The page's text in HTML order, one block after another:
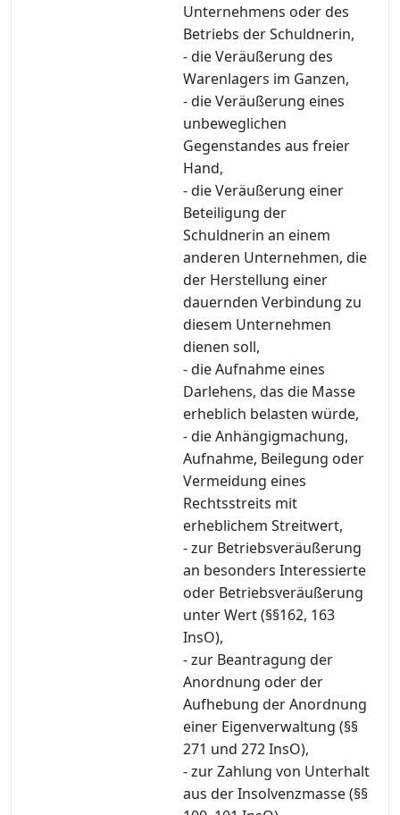
Unternehmens oder des
Betriebs der Schuldnerin,
- die Veräußerung des
Warenlagers im Ganzen,
- die Veräußerung eines
unbeweglichen
Gegenstandes aus freier
Hand,
- die Veräußerung einer
Beteiligung der
Schuldnerin an einem
anderen Unternehmen, die
der Herstellung einer
dauernden Verbindung zu
diesem Unternehmen
dienen soll,
- die Aufnahme eines
Darlehens, das die Masse
erheblich belasten würde,
- die Anhängigmachung,
Aufnahme, Beilegung oder
Vermeidung eines
Rechtsstreits mit
erheblichem Streitwert,
- zur Betriebsveräußerung
an besonders Interessierte
oder Betriebsveräußerung
unter Wert (§§162, 163
InsO),
- zur Beantragung der
Anordnung oder der
Aufhebung der Anordnung
einer Eigenverwaltung (§§
271 und 272 InsO),
- zur Zahlung von Unterhalt
aus der Insolvenzmasse (§§